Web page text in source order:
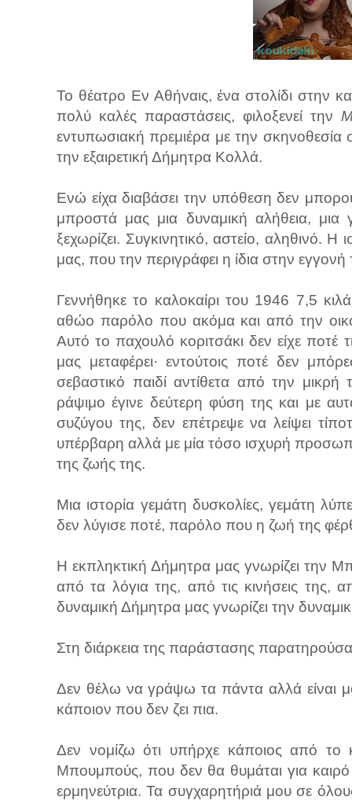
Το θέατρο Εν Αθήναις, ένα στολίδι στην
πολύ καλές παραστάσεις, φιλοξενεί την
εντυπωσιακή πρεμιέρα με την
την εξαιρετική Δήμητρα Κολλά.
Ενώ είχα διαβάσει την υπόθεση δεν
μπροστά μας μια δυναμική αλήθεια, μια
ξεχωρίζει. Συγκινητικό, αστείο, αληθινό.
μας, που την περιγράφει η ίδια στην
Γεννήθηκε το καλοκαίρι του 1946 7,5
αθώο παρόλο που ακόμα και από την
Αυτό το παχουλό κοριτσάκι δεν είχε ποτέ
μας μεταφέρει· εντούτοις ποτέ δεν
σεβαστικό παιδί αντίθετα από την
ράψιμο έγινε δεύτερη φύση της και με
συζύγου της, δεν επέτρεψε να λείψει
υπέρβαρη αλλά με μία τόσο ισχυρή
της ζωής της.
Μια ιστορία γεμάτη δυσκολίες, γεμάτη
δεν λύγισε ποτέ, παρόλο που η ζωή της
Η εκπληκτική Δήμητρα μας γνωρίζει την
από τα λόγια της, από τις κινήσεις της,
δυναμική Δήμητρα μας γνωρίζει την
Στη διάρκεια της παράστασης
Δεν θέλω να γράψω τα πάντα αλλά είναι
κάποιον που δεν ζει πια.
Δεν νομίζω ότι υπήρχε κάποιος από το
Μπουμπούς, που δεν θα θυμάται για
ερμηνεύτρια. Τα συγχαρητήριά μου σε